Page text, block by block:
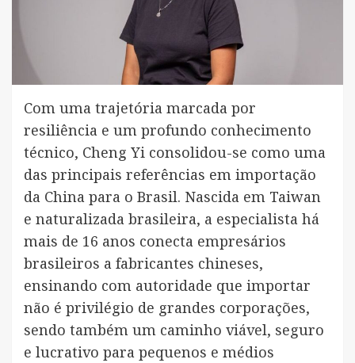
Com uma trajetória marcada por
resiliência e um profundo conhecimento
técnico, Cheng Yi consolidou-se como uma
das principais referências em importação
da China para o Brasil. Nascida em Taiwan
e naturalizada brasileira, a especialista há
mais de 16 anos conecta empresários
brasileiros a fabricantes chineses,
ensinando com autoridade que importar
não é privilégio de grandes corporações,
sendo também um caminho viável, seguro
e lucrativo para pequenos e médios